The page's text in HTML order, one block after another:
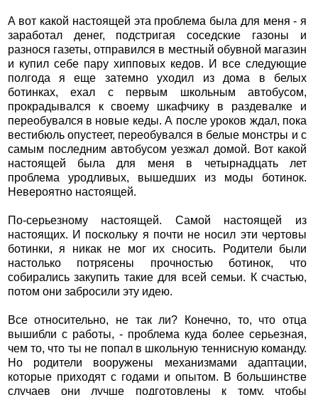
А вот какой настоящей эта проблема была для меня - я
заработал денег, подстригая соседские газоны и
разнося газеты, отправился в местный обувной магазин
и купил себе пару хипповых кедов. И все следующие
полгода я еще затемно уходил из дома в белых
ботинках, ехал с первым школьным автобусом,
прокрадывался к своему шкафчику в раздевалке и
переобувался в новые кеды. А после уроков ждал, пока
вестибюль опустеет, переобувался в белые монстры и с
самым последним автобусом уезжал домой. Вот какой
настоящей была для меня в четырнадцать лет
проблема уродливых, вышедших из моды ботинок.
Невероятно настоящей.
По-серьезному настоящей. Самой настоящей из
настоящих. И поскольку я почти не носил эти чертовы
ботинки, я никак не мог их сносить. Родители были
настолько потрясены прочностью ботинок, что
собирались закупить такие для всей семьи. К счастью,
потом они забросили эту идею.
Все относительно, не так ли? Конечно, то, что отца
вышибли с работы, - проблема куда более серьезная,
чем то, что ты не попал в школьную теннисную команду.
Но родители вооружены механизмами адаптации,
которые приходят с годами и опытом. В большинстве
случаев они лучше подготовлены к тому, чтобы